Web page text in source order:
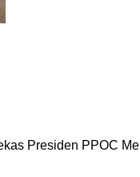
Presiden PPOC